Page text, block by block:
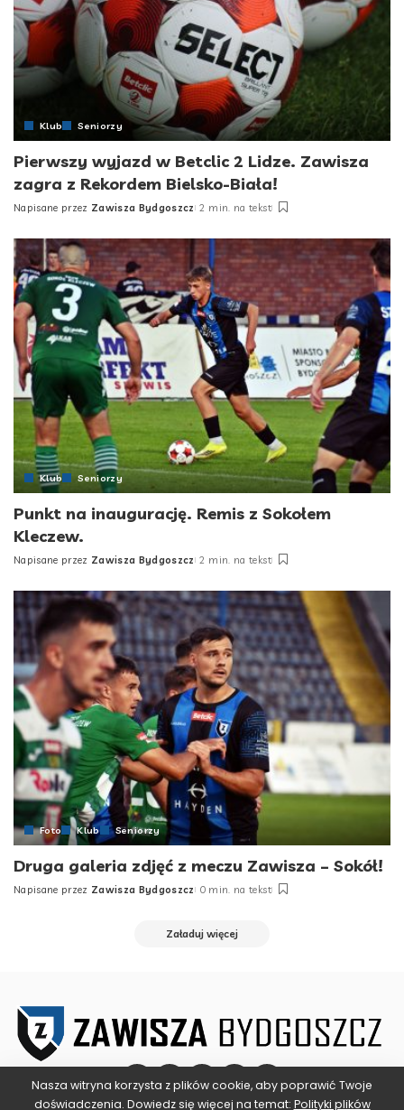
Klub Seniorzy
Pierwszy wyjazd w Betclic 2 Lidze. Zawisza
zagra z Rekordem Bielsko-Biała!
Posted
Napisane przez Zawisza Bydgoszcz 2 min. na tekst
Klub Seniorzy
Punkt na inaugurację. Remis z Sokołem
Kleczew.
Posted
Napisane przez Zawisza Bydgoszcz 2 min. na tekst
Foto Klub Seniorzy
Druga galeria zdjęć z meczu Zawisza – Sokół!
Posted
Napisane przez Zawisza Bydgoszcz 0 min. na tekst
Załaduj więcej
Nasza witryna korzysta z plików cookie, aby poprawić Twoje
doświadczenia. Dowiedz się więcej na temat: Polityki plików